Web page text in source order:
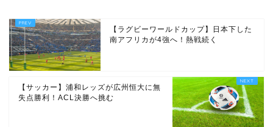
【ラグビーワールドカップ】日本下した
南アフリカが4強へ！熱戦続く
【サッカー】浦和レッズが広州恒大に無
失点勝利！ACL決勝へ挑む